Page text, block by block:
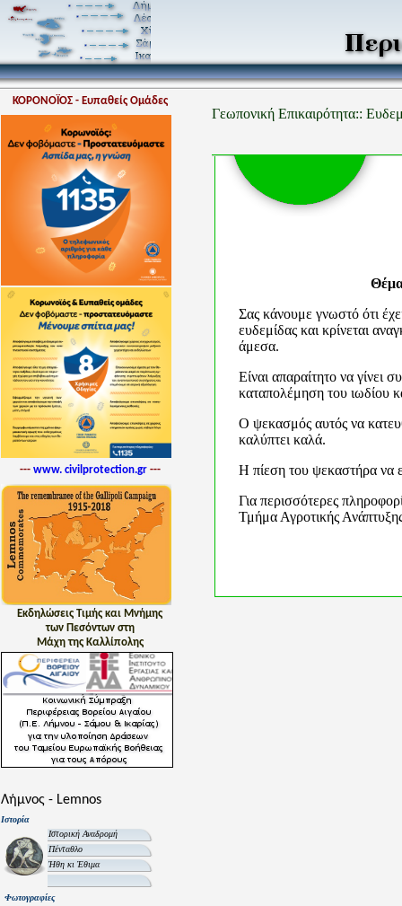
ΚΟΡΟΝΟΪΟΣ - Ευπαθείς Ομάδες
--- www. civilprotection.gr---
Εκδηλώσεις Τιμής και Μνήμης
των Πεσόντων στη
Μάχη της Καλλίπολης
Λήμνος - Lemnos
Ιστορία
Ιστορική Αναδρομή
Πένταθλο
Ήθη κι Έθιμα
Φωτογραφίες
Γεωπονική Επικαιρότητα::
Σας κάνουμε γνωστό ότι
ευδεμίδας και κρίνεται
άμεσα.
Είναι απαραίτητο να γίνει
καταπολέμηση του ιωδίου
Ο ψεκασμός αυτός να
καλύπτει καλά.
Η πίεση του ψεκαστήρα να
Για περισσότερες
Τμήμα Αγροτικής